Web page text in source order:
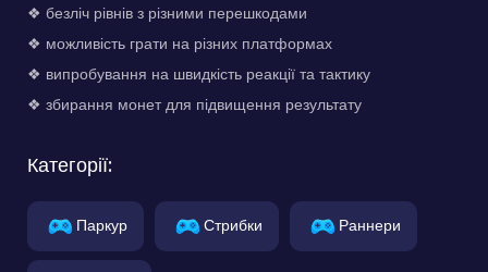
❖ безліч рівнів з різними перешкодами
❖ можливість грати на різних платформах
❖ випробування на швидкість реакції та тактику
❖ збирання монет для підвищення результату
Категорії:
Паркур Стрибки Раннери